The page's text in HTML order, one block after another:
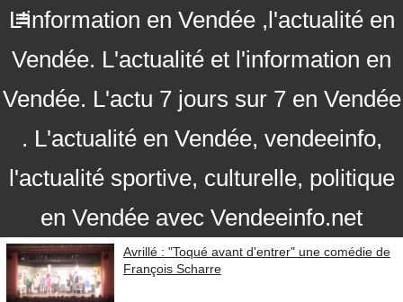
L'information en Vendée ,l'actualité en
Vendée. L'actualité et l'information en
Vendée. L'actu 7 jours sur 7 en Vendée
. L'actualité en Vendée, vendeeinfo,
l'actualité sportive, culturelle, politique
en Vendée avec Vendeeinfo.net
Avrillé : "Toqué avant d'entrer" une comédie de
François Scharre